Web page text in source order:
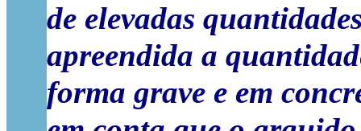
de elevadas
apreendida a
forma grave e em